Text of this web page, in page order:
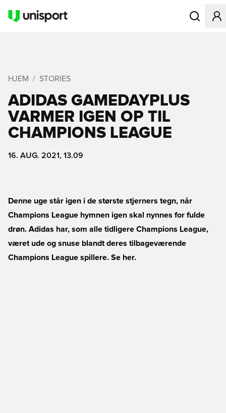
Åbner en
HJEM STORIES
ADIDAS GAMEDAYPLUS
VARMER IGEN OP TIL
CHAMPIONS LEAGUE
16. AUG. 2021, 13.09
Denne uge står igen i de største stjerners tegn, når
Champions League hymnen igen skal nynnes for fulde
drøn. Adidas har, som alle tidligere Champions League,
været ude og snuse blandt deres tilbageværende
Champions League spillere. Se her.